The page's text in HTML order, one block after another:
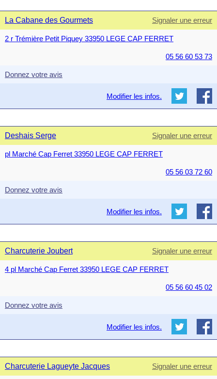
La Cabane des Gourmets Signaler une erreur
2 r Trémière Petit Piquey 33950 LEGE CAP FERRET
05 56 60 53 73
Donnez votre avis
Modifier les infos.
Deshais Serge Signaler une erreur
pl Marché Cap Ferret 33950 LEGE CAP FERRET
05 56 03 72 60
Donnez votre avis
Modifier les infos.
Charcuterie Joubert Signaler une erreur
4 pl Marché Cap Ferret 33950 LEGE CAP FERRET
05 56 60 45 02
Donnez votre avis
Modifier les infos.
Charcuterie Lagueyte Jacques Signaler une erreur